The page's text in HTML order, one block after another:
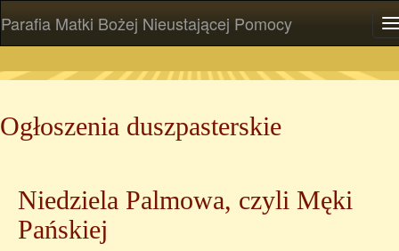
Parafia Matki Bożej Nieustającej Pomocy
Ogłoszenia duszpasterskie
Niedziela Palmowa, czyli Męki
Pańskiej